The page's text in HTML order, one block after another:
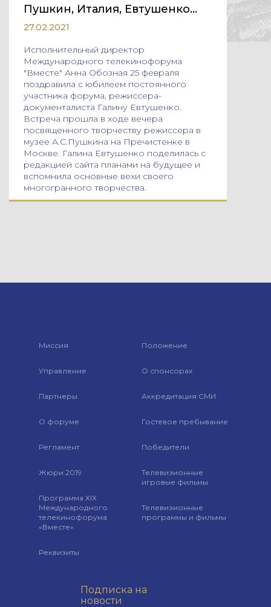
Пушкин, Италия, Евтушенко…
27.02.2021
Исполнительный директор
Международного телекинофорума
"Вместе" Анна Обозная 25 февраля
поздравила с юбилеем постоянного
участника форума, режиссера-
документалиста Галину Евтушенко.
Встреча прошла в ходе вечера
посвященного творчеству режиссера в
музее А.С.Пушкина на Пречистенке в
Москве. Галина Евтушенко поделилась с
редакцией сайта планами на будущее и
вспомнила основные вехи своего
многогранного творчества.
Миссия
Управление
Партнеры
О форуме
Регламент
Жюри 2019
Программа XIX
Международного
телекинофорума
«Вместе»
Реквизиты
Положение
О спонсорах
Аккредитация СМИ
Гостевое пребывание
Победители
Телевизионные
игровые фильмы
Телевизионные
программы и фильмы
Подписка на
новости